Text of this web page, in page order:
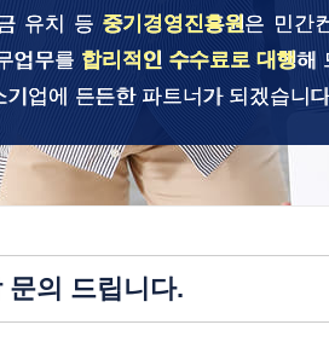
유치 등 중기경영진흥원은 민간
업무를 합리적인 수수료로 대행해
기업에 든든한 파트너가 되겠습니
문의 드립니다.